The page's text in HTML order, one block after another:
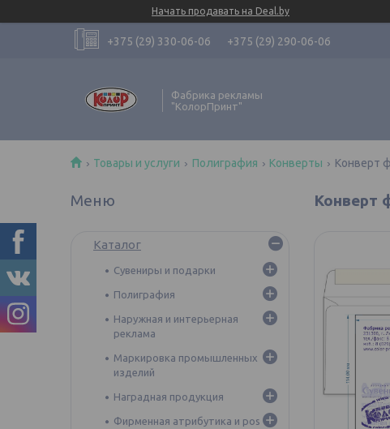
Начать продавать на Deal.by
+375 (29) 330-06-06 +375 (29) 290-06-06
Фабрика рекламы
"КолорПринт"
Товары и услуги Полиграфия Конверты Конверт
Конверт
Каталог
Сувениры и подарки
Полиграфия
Наружная и интерьерная
реклама
Маркировка промышленных
изделий
Наградная продукция
Фирменная атрибутика и pos